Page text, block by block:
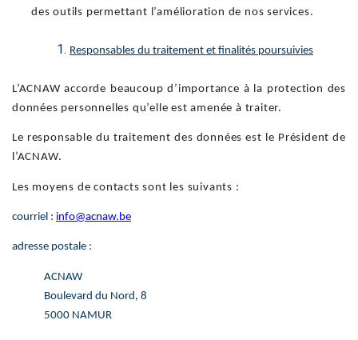
des outils permettant l’amélioration de nos services.
Responsables du traitement et finalités poursuivies
L’ACNAW accorde beaucoup d’importance à la protection des
données personnelles qu’elle est amenée à traiter.
Le responsable du traitement des données est le Président de
l’ACNAW.
Les moyens de contacts sont les suivants :
courriel : info@acnaw.be
adresse postale :
ACNAW
Boulevard du Nord, 8
5000 NAMUR